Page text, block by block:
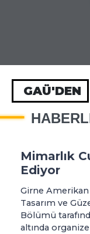
GAÜ'DEN
Mimarlık
Ediyor
Girne Amerikan
Tasarım ve
Bölümü
altında